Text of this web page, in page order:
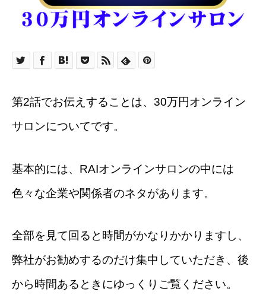
第2話でお伝えすることは、30万円オンライン
サロンについてです。
基本的には、RAIオンラインサロンの中には
色々な企業や関係者のネタがあります。
全部を見て回ると時間がかなりかかりますし、
弊社がお勧めするのだけ集中していただき、後
から時間あるときにゆっくりご覧ください。